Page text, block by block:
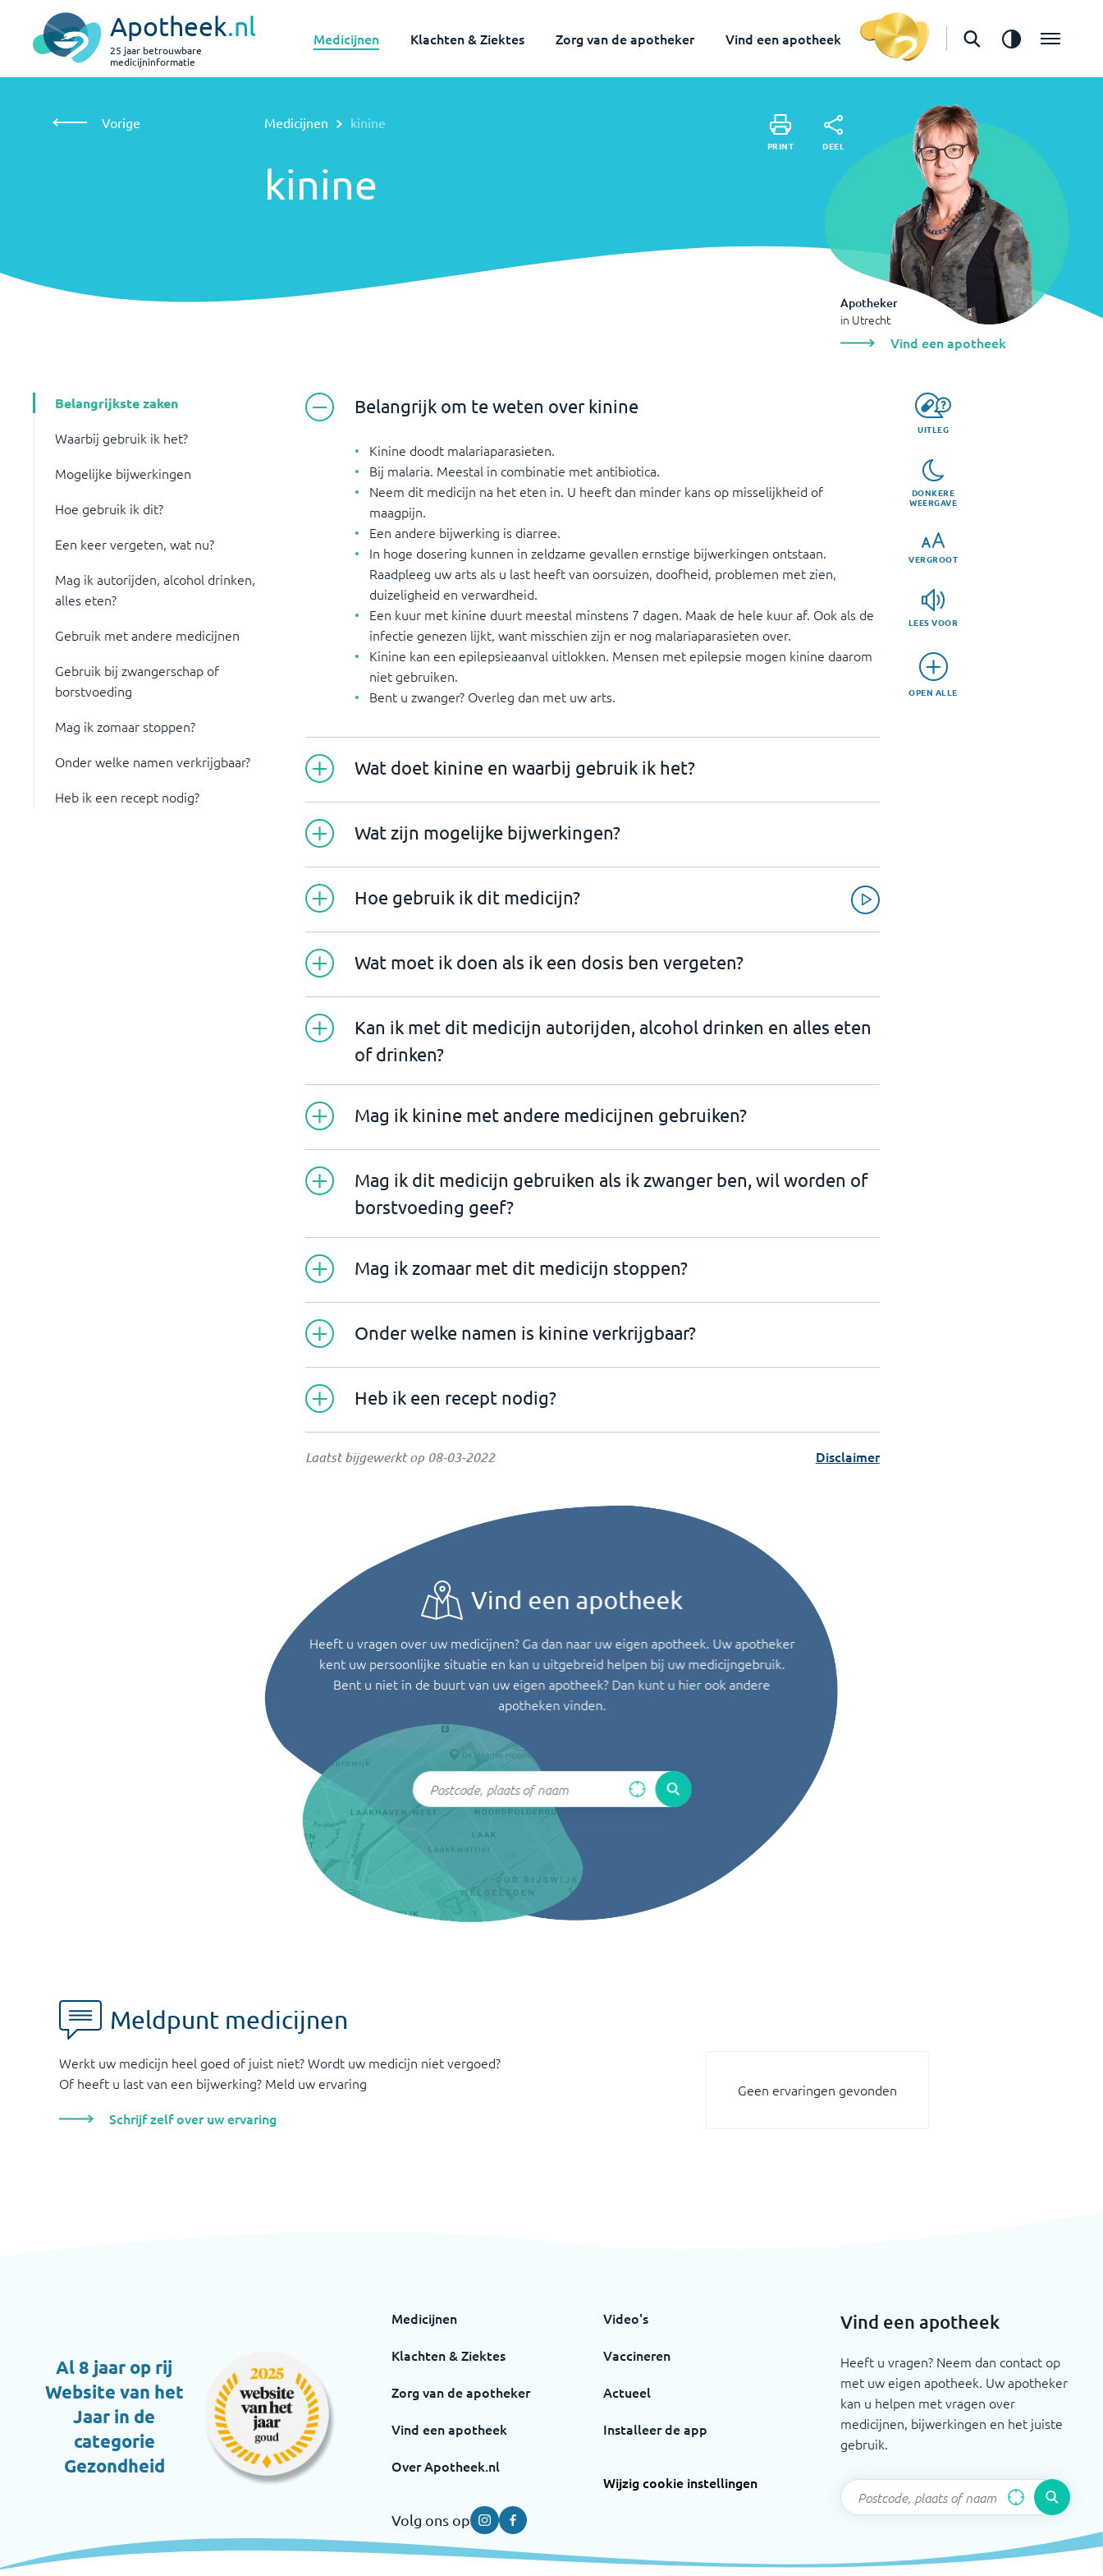
Apotheek.nl
25 jaar betrouwbare
medicijninformatie
Medicijnen Klachten & Ziektes Zorg van de apotheker Vind een apotheek
kinine
Utrecht
Vind een apotheek
Vorige Medicijnen kinine
kinine
PRINT DEEL
Apotheker
in Utrecht
Vind een apotheek
Belangrijkste zaken
Waarbij gebruik ik het?
Mogelijke bijwerkingen
Hoe gebruik ik dit?
Een keer vergeten, wat nu?
Mag ik autorijden, alcohol drinken,
alles eten?
Gebruik met andere medicijnen
Gebruik bij zwangerschap of
borstvoeding
Mag ik zomaar stoppen?
Onder welke namen verkrijgbaar?
Heb ik een recept nodig?
UITLEG
DONKERE
WEERGAVE
VERGROOT
LEES VOOR
OPEN ALLE
Belangrijk om te weten over kinine
Kinine doodt malariaparasieten.
Bij malaria. Meestal in combinatie met antibiotica.
Neem dit medicijn na het eten in. U heeft dan minder kans op misselijkheid of
maagpijn.
Een andere bijwerking is diarree.
In hoge dosering kunnen in zeldzame gevallen ernstige bijwerkingen ontstaan.
Raadpleeg uw arts als u last heeft van oorsuizen, doofheid, problemen met zien,
duizeligheid en verwardheid.
Een kuur met kinine duurt meestal minstens 7 dagen. Maak de hele kuur af. Ook als de
infectie genezen lijkt, want misschien zijn er nog malariaparasieten over.
Kinine kan een epilepsieaanval uitlokken. Mensen met epilepsie mogen kinine daarom
niet gebruiken.
Bent u zwanger? Overleg dan met uw arts.
Wat doet kinine en waarbij gebruik ik het?
Wat zijn mogelijke bijwerkingen?
Hoe gebruik ik dit medicijn?
Wat moet ik doen als ik een dosis ben vergeten?
Kan ik met dit medicijn autorijden, alcohol drinken en alles eten
of drinken?
Mag ik kinine met andere medicijnen gebruiken?
Mag ik dit medicijn gebruiken als ik zwanger ben, wil worden of
borstvoeding geef?
Mag ik zomaar met dit medicijn stoppen?
Onder welke namen is kinine verkrijgbaar?
Heb ik een recept nodig?
Laatst bijgewerkt op 08-03-2022 Disclaimer
Vind een apotheek
Heeft u vragen over uw medicijnen? Ga dan naar uw eigen apotheek. Uw apotheker
kent uw persoonlijke situatie en kan u uitgebreid helpen bij uw medicijngebruik.
Bent u niet in de buurt van uw eigen apotheek? Dan kunt u hier ook andere
apotheken vinden.
Meldpunt medicijnen
Werkt uw medicijn heel goed of juist niet? Wordt uw medicijn niet vergoed?
Of heeft u last van een bijwerking? Meld uw ervaring
Schrijf zelf over uw ervaring
Geen ervaringen gevonden
Al 8 jaar op rij
Website van het
Jaar in de
categorie
Gezondheid
Medicijnen
Klachten & Ziektes
Zorg van de apotheker
Vind een apotheek
Over Apotheek.nl
Video's
Vaccineren
Actueel
Installeer de app
Wijzig cookie instellingen
Volg ons op InstagramFacebook
Vind een apotheek
Heeft u vragen? Neem dan contact op
met uw eigen apotheek. Uw apotheker
kan u helpen met vragen over
medicijnen, bijwerkingen en het juiste
gebruik.